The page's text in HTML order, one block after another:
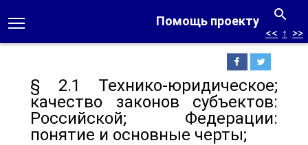
Помощь проекту
<< ↑ >>
§ 2.1 Технико-юридическое;
качество законов субъектов:
Российской; Федерации:
понятие и основные черты;